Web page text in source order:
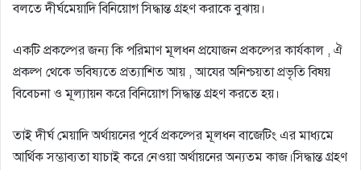
বলতে দীর্ঘমেয়াদি বিনিয়ােগ সিদ্ধান্ত গ্রহণ করাকে বুঝায়।
একটি প্রকল্পের জন্য কি পরিমাণ মূলধন প্রযােজন প্রকল্পের কার্যকাল , ঐ
প্রকল্প থেকে ভবিষ্যতে প্রত্যাশিত আয় , আযের অনিশ্চয়তা প্রভৃতি বিষয়
বিবেচনা ও মূল্যায়ন করে বিনিয়ােগ সিদ্ধান্ত গ্রহণ করতে হয়।
তাই দীর্ঘ মেয়াদি অর্থায়নের পূর্বে প্রকল্পের মূলধন বাজেটিং এর মাধ্যমে
আর্থিক সম্ভাব্যতা যাচাই করে নেওয়া অর্থায়নের অন্যতম কাজ।সিদ্ধান্ত গ্রহণ